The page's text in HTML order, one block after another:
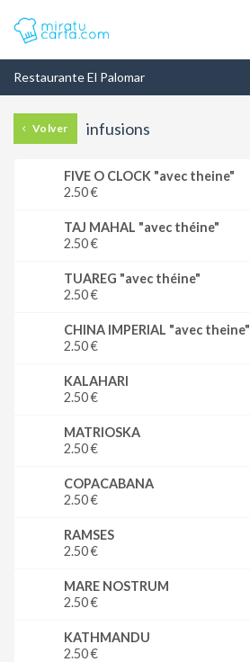
Restaurante El Palomar
Volver infusions
FIVE O CLOCK "avec theine"
2.50 €
TAJ MAHAL "avec théine"
2.50 €
TUAREG "avec théine"
2.50 €
CHINA IMPERIAL "avec theine"
2.50 €
KALAHARI
2.50 €
MATRIOSKA
2.50 €
COPACABANA
2.50 €
RAMSES
2.50 €
MARE NOSTRUM
2.50 €
KATHMANDU
2.50 €